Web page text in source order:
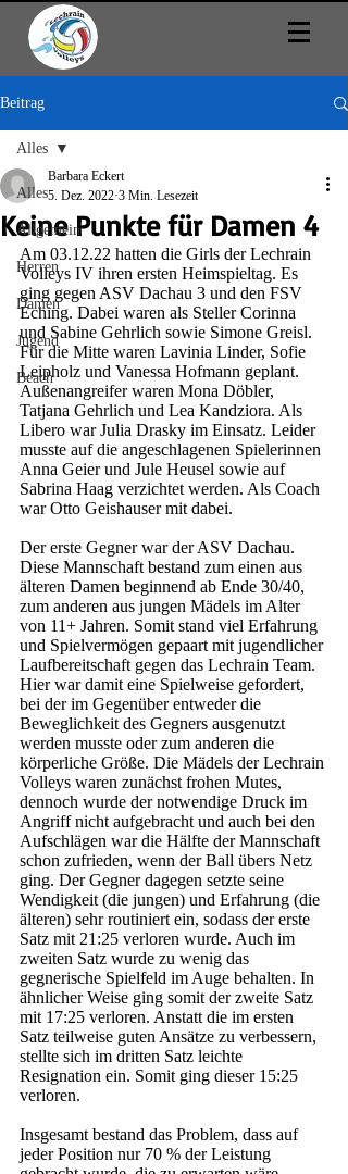
Beitrag
Alles
Allgemein
Herren
Damen
Jugend
Beach
Alles
Keine Punkte für Damen 4
Barbara Eckert
5. Dez. 2022 3 Min. Lesezeit
Am 03.12.22 hatten die Girls der Lechrain
Volleys IV ihren ersten Heimspieltag. Es
ging gegen ASV Dachau 3 und den FSV
Eching. Dabei waren als Steller Corinna
und Sabine Gehrlich sowie Simone Greisl.
Für die Mitte waren Lavinia Linder, Sofie
Leipholz und Vanessa Hofmann geplant.
Außenangreifer waren Mona Döbler,
Tatjana Gehrlich und Lea Kandziora. Als
Libero war Julia Drasky im Einsatz. Leider
musste auf die angeschlagenen Spielerinnen
Anna Geier und Jule Heusel sowie auf
Sabrina Haag verzichtet werden. Als Coach
war Otto Geishauser mit dabei.
Der erste Gegner war der ASV Dachau.
Diese Mannschaft bestand zum einen aus
älteren Damen beginnend ab Ende 30/40,
zum anderen aus jungen Mädels im Alter
von 11+ Jahren. Somit stand viel Erfahrung
und Spielvermögen gepaart mit jugendlicher
Laufbereitschaft gegen das Lechrain Team.
Hier war damit eine Spielweise gefordert,
bei der im Gegenüber entweder die
Beweglichkeit des Gegners ausgenutzt
werden musste oder zum anderen die
körperliche Größe. Die Mädels der Lechrain
Volleys waren zunächst frohen Mutes,
dennoch wurde der notwendige Druck im
Angriff nicht aufgebracht und auch bei den
Aufschlägen war die Hälfte der Mannschaft
schon zufrieden, wenn der Ball übers Netz
ging. Der Gegner dagegen setzte seine
Wendigkeit (die jungen) und Erfahrung (die
älteren) sehr routiniert ein, sodass der erste
Satz mit 21:25 verloren wurde. Auch im
zweiten Satz wurde zu wenig das
gegnerische Spielfeld im Auge behalten. In
ähnlicher Weise ging somit der zweite Satz
mit 17:25 verloren. Anstatt die im ersten
Satz teilweise guten Ansätze zu verbessern,
stellte sich im dritten Satz leichte
Resignation ein. Somit ging dieser 15:25
verloren.
Insgesamt bestand das Problem, dass auf
jeder Position nur 70 % der Leistung